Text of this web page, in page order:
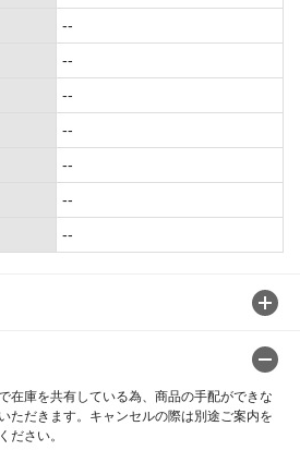
在庫を共有している為、商品の手配ができな
ただきます。キャンセルの際は別途ご案内を
ださい。
--
--
--
--
--
--
--